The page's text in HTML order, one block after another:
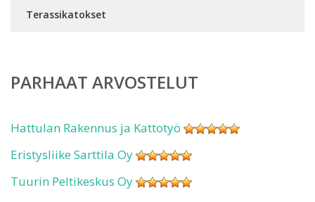
Terassikatokset
PARHAAT ARVOSTELUT
Hattulan Rakennus ja Kattotyö
Eristysliike Sarttila Oy
Tuurin Peltikeskus Oy